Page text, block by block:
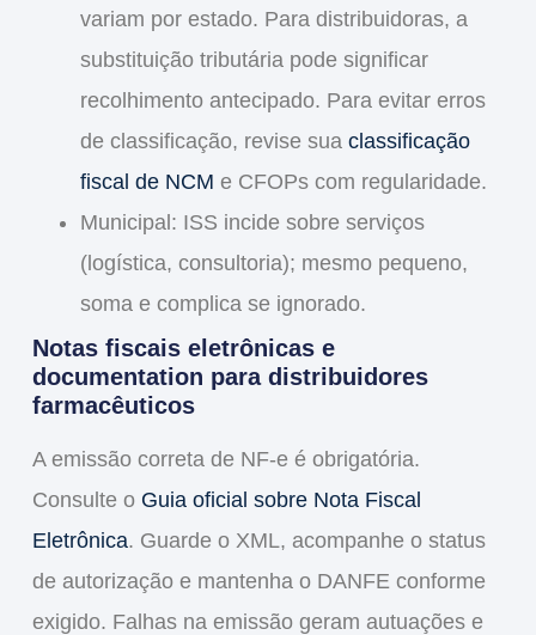
variam por estado. Para distribuidoras, a
substituição tributária pode significar
recolhimento antecipado. Para evitar erros
de classificação, revise sua classificação
fiscal de NCM e CFOPs com regularidade.
Municipal: ISS incide sobre serviços
(logística, consultoria); mesmo pequeno,
soma e complica se ignorado.
Notas fiscais eletrônicas e
documentation para distribuidores
farmacêuticos
A emissão correta de NF-eé obrigatória.
Consulte o Guia oficial sobre Nota Fiscal
Eletrônica. Guarde o XML, acompanhe o status
de autorização e mantenha o DANFE conforme
exigido. Falhas na emissão geram autuações e